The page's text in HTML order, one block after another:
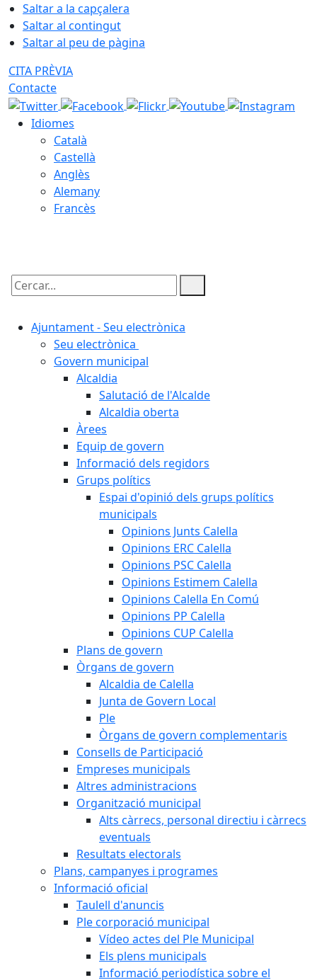
Saltar a la capçalera
Saltar al contingut
Saltar al peu de pàgina
CITA PRÈVIA
Contacte
Idiomes
Català
Castellà
Anglès
Alemany
Francès
Cercar:
Ajuntament - Seu electrònica
Seu electrònica
Govern municipal
Alcaldia
Salutació de l'Alcalde
Alcaldia oberta
Àrees
Equip de govern
Informació dels regidors
Grups polítics
Espai d'opinió dels grups polítics
municipals
Opinions Junts Calella
Opinions ERC Calella
Opinions PSC Calella
Opinions Estimem Calella
Opinions Calella En Comú
Opinions PP Calella
Opinions CUP Calella
Plans de govern
Òrgans de govern
Alcaldia de Calella
Junta de Govern Local
Ple
Òrgans de govern complementaris
Consells de Participació
Empreses municipals
Altres administracions
Organització municipal
Alts càrrecs, personal directiu i càrrecs
eventuals
Resultats electorals
Plans, campanyes i programes
Informació oficial
Taulell d'anuncis
Ple corporació municipal
Vídeo actes del Ple Municipal
Els plens municipals
Informació periodística sobre el